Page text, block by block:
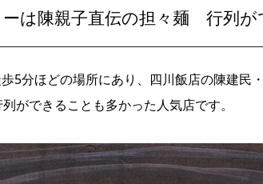
は陳親子直伝の担々麺 行列が
歩5分ほどの場所にあり、四川飯店の陳建
ができることも多かった人気店です。